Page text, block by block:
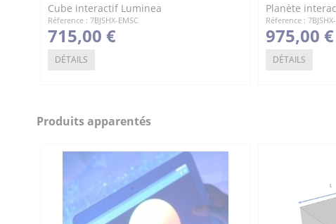
Cube interactif Luminea
Réference : 7BJSHX-EMSC
715,00 €
DÉTAILS
Planète
Réference :
975,00 €
DÉTAILS
Produits apparentés